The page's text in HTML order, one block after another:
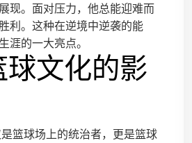
现。面对压力，他总能迎难而
利。这种在逆境中逆袭的能
涯的一大亮点。
文化的影
篮球场上的统治者，更是篮球